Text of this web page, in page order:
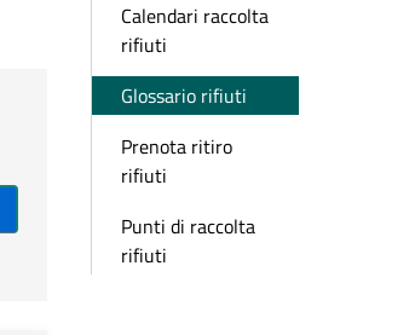
Calendari raccolta
rifiuti
Glossario rifiuti
Prenota ritiro
rifiuti
Punti di raccolta
rifiuti